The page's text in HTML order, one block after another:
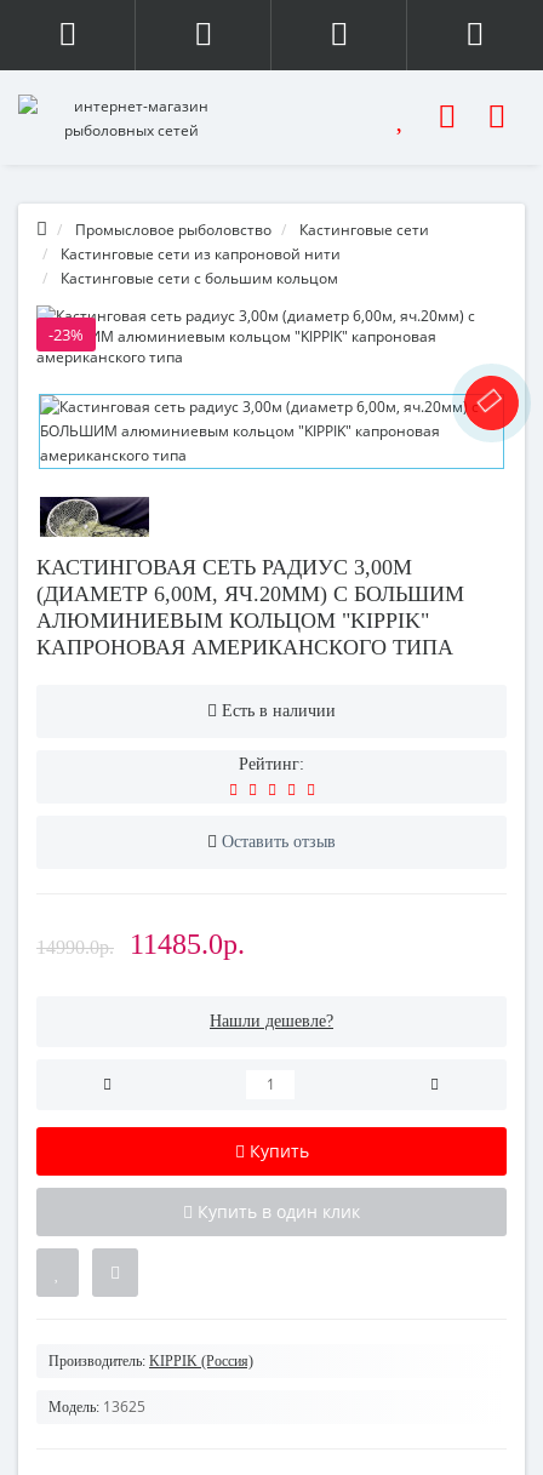
Промысловое рыболовство
Кастинговые сети
Кастинговые сети из капроновой нити
Кастинговые сети с большим кольцом
-23%
КАСТИНГОВАЯ СЕТЬ РАДИУС 3,00М
(ДИАМЕТР 6,00М, ЯЧ.20ММ) С БОЛЬШИМ
АЛЮМИНИЕВЫМ КОЛЬЦОМ "KIPPIK"
КАПРОНОВАЯ АМЕРИКАНСКОГО ТИПА
Есть в наличии
Рейтинг:
Оставить отзыв
14990.0р. 11485.0р.
Нашли дешевле?
Купить
Купить в один клик
Производитель: KIPPIK (Россия)
Модель: 13625